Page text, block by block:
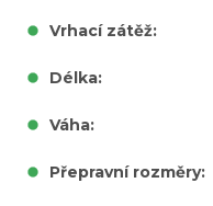
Vrhací zátěž:
Délka:
Váha:
Přepravní rozměry: